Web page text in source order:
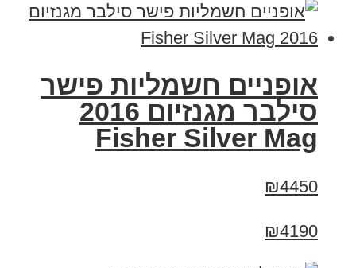
אופניים חשמליות פישר
סילבר מגנזיום 2016
Fisher Silver Mag
₪4450
₪4190